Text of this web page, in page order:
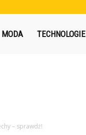
MODA TECHNOLOGIE
– sprawdź!